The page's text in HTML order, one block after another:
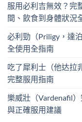
服用必利吉無效？完
間、飲食到身體狀況
必利勁（Priligy，達
全使用全指南
吃了犀利士（他达拉
完整服用指南
樂威壯（Vardenafil
與正確服用建議